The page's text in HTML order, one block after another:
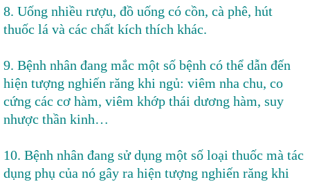
8. Uống nhiều rượu, đồ uống có cồn, cà phê, hút
thuốc lá và các chất kích thích khác.
9. Bệnh nhân đang mắc một số bệnh có thể dẫn đến
hiện tượng nghiến răng khi ngủ: viêm nha chu, co
cứng các cơ hàm, viêm khớp thái dương hàm, suy
nhược thần kinh…
10. Bệnh nhân đang sử dụng một số loại thuốc mà tác
dụng phụ của nó gây ra hiện tượng nghiến răng khi